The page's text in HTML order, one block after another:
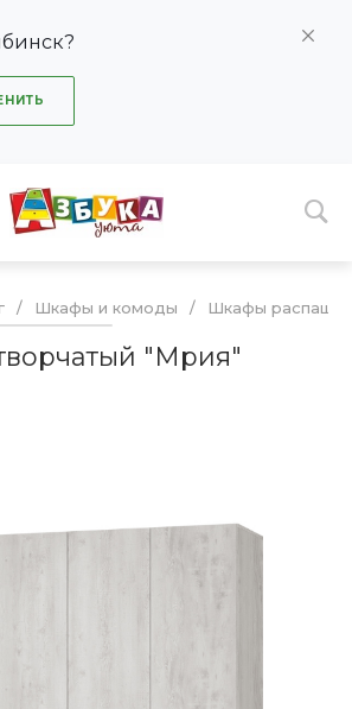
/ Шкафы и комоды / Шкафы
"Мрия"